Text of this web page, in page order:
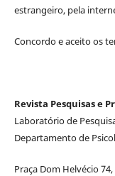
estrangeiro, pela
Concordo e aceito os
Revista Pesquisas e
Laboratório de
Departamento de
Praça Dom Helvécio